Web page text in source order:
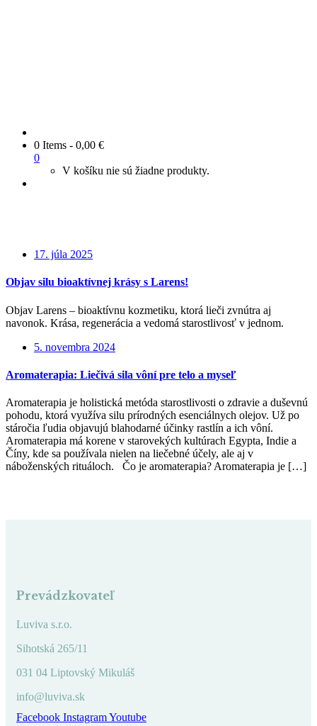
0 Items - 0,00 €
0
V košíku nie sú žiadne produkty.
17. júla 2025
Objav silu bioaktívnej krásy s Larens!
Objav Larens – bioaktívnu kozmetiku, ktorá lieči zvnútra aj
navonok. Krása, regenerácia a vedomá starostlivosť v jednom.
5. novembra 2024
Aromaterapia: Liečivá sila vôní pre telo a myseľ
Aromaterapia je holistická metóda starostlivosti o zdravie a duševnú
pohodu, ktorá využíva silu prírodných esenciálnych olejov. Už po
stáročia ľudia objavujú blahodarné účinky rastlín a ich vôní.
Aromaterapia má korene v starovekých kultúrach Egypta, Indie a
Číny, kde sa používala nielen na liečebné účely, ale aj v
náboženských rituáloch. Čo je aromaterapia? Aromaterapia je […]
Prevádzkovateľ
Luviva s.r.o.
Sihotská 265/11
031 04 Liptovský Mikuláš
info@luviva.sk
Facebook InstagramYoutube